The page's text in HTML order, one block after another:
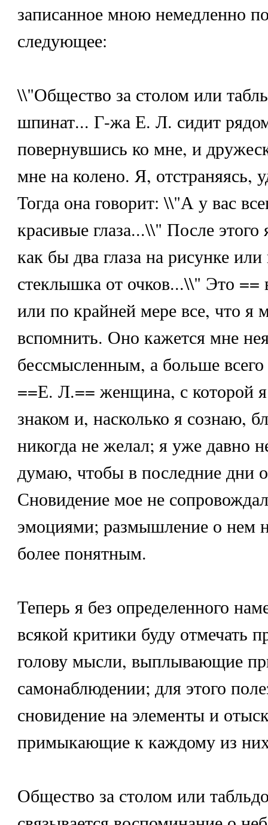
записанное мною немедленно
следующее:
\\"Общество за столом или
шпинат... Г-жа Е. Л. сидит
повернувшись ко мне, и
мне на колено. Я, отстраняясь,
Тогда она говорит: \\"А у вас
красивые глаза...\\" После
как бы два глаза на рисунке
стеклышка от очков...\\" Это ==
или по крайней мере все, что я
вспомнить. Оно кажется мне
бессмысленным, а больше
==Е. Л.== женщина, с которой
знаком и, насколько я сознаю,
никогда не желал; я уже давно
думаю, чтобы в последние дни
Сновидение мое не
эмоциями; размышление о нем
более понятным.
Теперь я без определенного
всякой критики буду отмечать
голову мысли, выплывающие
самонаблюдении; для этого
сновидение на элементы и
примыкающие к каждому из
Общество за столом или